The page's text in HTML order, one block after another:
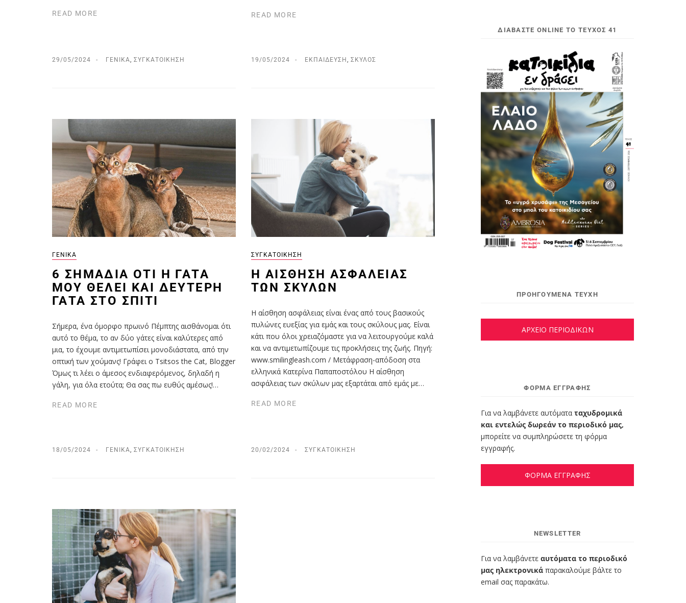
READ MORE
29/05/2024 ΓΕΝΙΚΆ, ΣΥΓΚΑΤΟΊΚΗΣΗ
READ MORE
19/05/2024 ΕΚΠΑΊΔΕΥΣΗ , ΣΚΎΛΟΣ
ΓΕΝΙΚΆ
6 ΣΗΜΆΔΙΑ ΌΤΙ Η ΓΆΤΑ
ΜΟΥ ΘΈΛΕΙ ΚΑΙ ΔΕΎΤΕΡΗ
ΓΆΤΑ ΣΤΟ ΣΠΊΤΙ
Σήμερα, ένα όμορφο πρωινό Πέμπτης αισθάνομαι ότι
αυτό το θέμα, το αν δύο γάτες είναι καλύτερες από
μια, το έχουμε αντιμετωπίσει μονοδιάστατα, από την
οπτική των χούμανς! Γράφει ο Tsitsos the Cat, Βlogger
Όμως τι λέει ο άμεσος ενδιαφερόμενος, δηλαδή η
γάλη, για όλα ετούτα; Θα σας πω ευθύς αμέσως!…
READ MORE
18/05/2024 ΓΕΝΙΚΆ, ΣΥΓΚΑΤΟΊΚΗΣΗ
ΣΥΓΚΑΤΟΊΚΗΣΗ
Η ΑΊΣΘΗΣΗ ΑΣΦΆΛΕΙΑΣ
ΤΩΝ ΣΚΎΛΩΝ
Η αίσθηση ασφάλειας είναι ένας από τους βασικούς
πυλώνες ευεξίας για εμάς και τους σκύλους μας. Είναι
κάτι που όλοι χρειαζόμαστε για να λειτουργούμε καλά
και να αντιμετωπίζουμε τις προκλήσεις της ζωής. Πηγή:
www.smilingleash.com / Μετάφραση-απόδοση στα
ελληνικά Κατερίνα Παπαποστόλου Η αίσθηση
ασφάλειας των σκύλων μας εξαρτάται από εμάς με…
READ MORE
20/02/2024 ΣΥΓΚΑΤΟΊΚΗΣΗ
ΔΙΑΒΆΣΤΕ ONLINE ΤΟ ΤΕΎΧΟΣ 41
ΠΡΟΗΓΟΥΜΕΝΑ ΤΕΥΧΗ
ΑΡΧΕΙΟ ΠΕΡΙΟΔΙΚΩΝ
ΦΌΡΜΑ ΕΓΓΡΑΦΉΣ
Για να λαμβάνετε αυτόματα ταχυδρομικά
και εντελώς δωρεάν το περιοδικό μας,
μπορείτε να συμπληρώσετε τη φόρμα
εγγραφής.
ΦΟΡΜΑ ΕΓΓΡΑΦΗΣ
NEWSLETTER
Για να λαμβάνετε αυτόματα το περιοδικό
μας ηλεκτρονικά παρακαλούμε βάλτε το
email σας παρακάτω.